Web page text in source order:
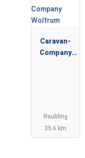
Caravan-
Company
Raubling
35.6 km